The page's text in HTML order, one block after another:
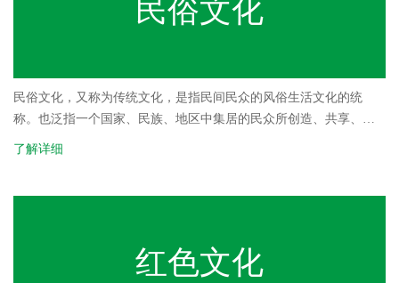
民俗文化
民俗文化，又称为传统文化，是指民间民众的风俗生活文化的统
称。也泛指一个国家、民族、地区中集居的民众所创造、共享、传
承的风俗生活习惯。是在普通人民群众（相对于官方）的生产生活
了解详细
红色文化